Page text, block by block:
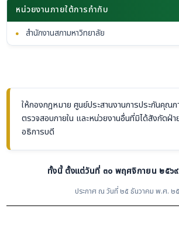
หน่วยงานภายใต้การกำกับ
• สำนักงานสภามหาวิทยาลัย
ให้กองกฎหมาย ศูนย์ประสานงานการประกันคุณ
ตรวจสอบภายใน และหน่วยงานอื่นที่มิได้สังกัดฝ่
อธิการบดี
ทั้งนี้ ตั้งแต่วันที่ ๓๐ พฤศจิกายน ๒๕๖
ประกาศ ณ วันที่ ๒๕ ธันวาคม พ.ศ. ๒